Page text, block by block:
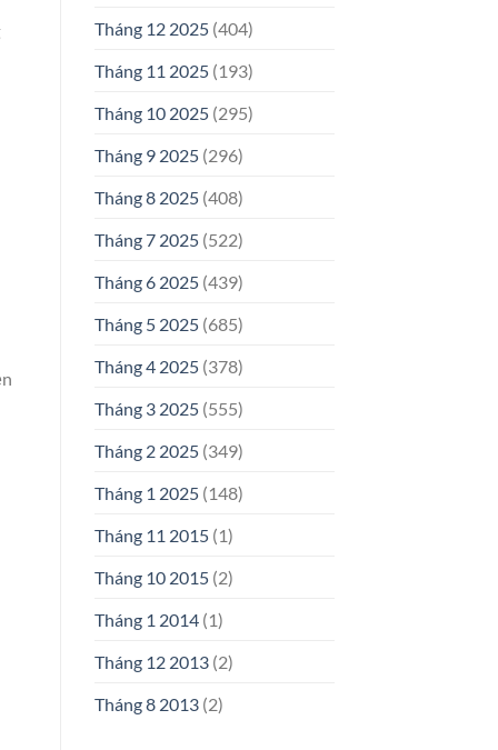
Tháng 12 2025(404)
Tháng 11 2025(193)
Tháng 10 2025(295)
Tháng 9 2025(296)
Tháng 8 2025(408)
Tháng 7 2025(522)
Tháng 6 2025(439)
Tháng 5 2025(685)
Tháng 4 2025(378)
Tháng 3 2025(555)
Tháng 2 2025(349)
Tháng 1 2025(148)
Tháng 11 2015(1)
Tháng 10 2015(2)
Tháng 1 2014(1)
Tháng 12 2013(2)
Tháng 8 2013(2)